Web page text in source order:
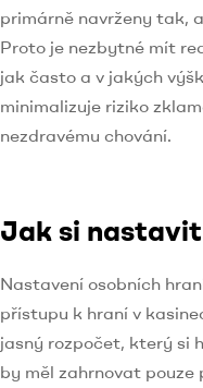
primárně navrženy tak,
Proto je nezbytné mít
jak často a v jakých
minimalizuje riziko
nezdravému chování.
Jak si
Nastavení osobních
přístupu k hraní v
jasný rozpočet, který si
by měl zahrnovat